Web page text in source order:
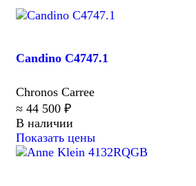
Candino C4747.1
Chronos Carree
≈ 44 500 ₽
В наличии
Показать цены